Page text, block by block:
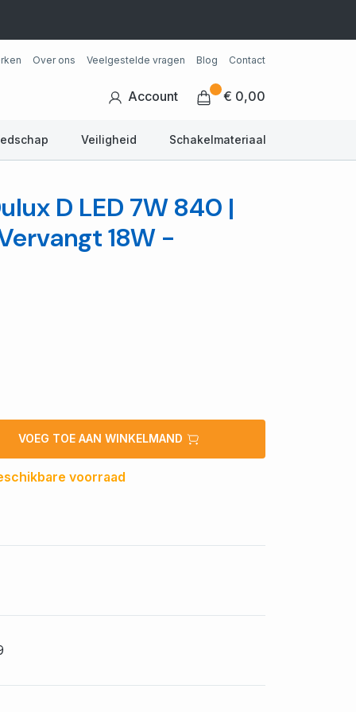
Over ons Veelgestelde vragen Blog Contact
Account € 0,00
Veiligheid Schakelmateriaal
D LED 7W 840 |
18W -
VOEG TOE AAN WINKELMAND
voorraad